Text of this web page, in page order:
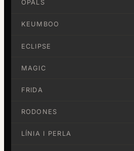
OPALS
KEUMBOO
ECLIPSE
MAGIC
FRIDA
RODONES
LÍNIA I PERLA